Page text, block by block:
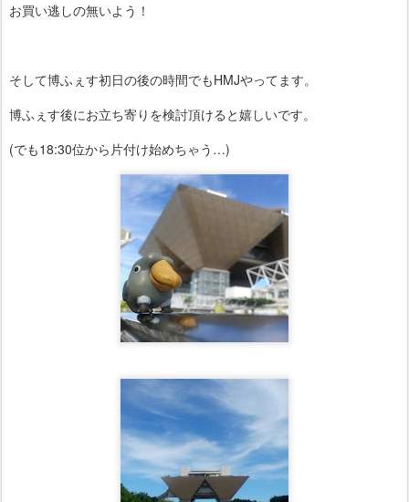
お買い逃しの無いよう！
そして博ふぇす初日の後の時間でもHMJやってます。
博ふぇす後にお立ち寄りを検討頂けると嬉しいです。
(でも18:30位から片付け始めちゃう…)